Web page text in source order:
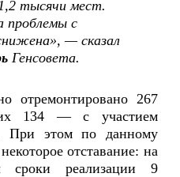
тысячи мест.
проблемы с
— сказал
Генсовета.
отремонтировано 267
134 — с участием
При этом по данному
отставание: на
сроки реализации 9